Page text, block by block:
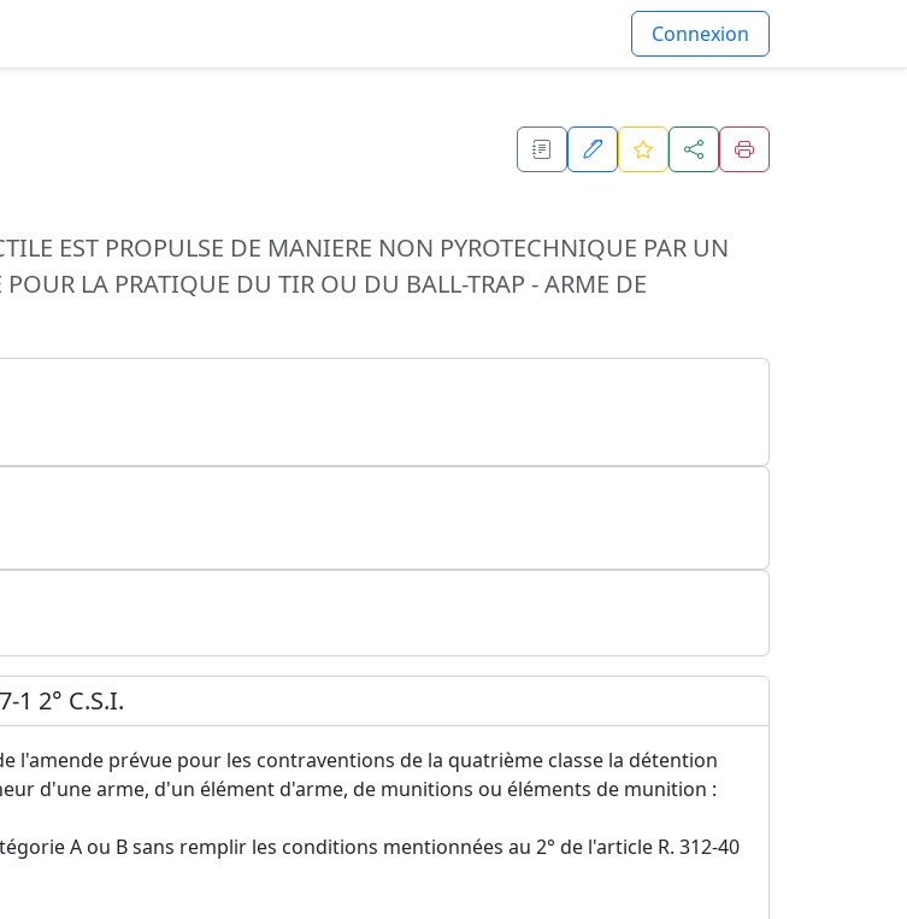
Connexion
EST PROPULSE DE MANIERE NON PYROTECHNIQUE PAR UN
LA PRATIQUE DU TIR OU DU BALL-TRAP - ARME DE
1 2° C.S.I.
l'amende prévue pour les contraventions de la quatrième classe la détention
d'une arme, d'un élément d'arme, de munitions ou éléments de munition :
A ou B sans remplir les conditions mentionnées au 2° de l'article R. 312-40